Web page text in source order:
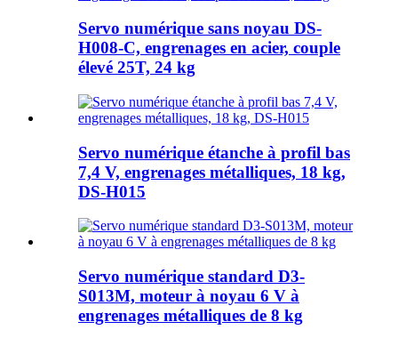
Servo numérique sans noyau DS-
H008-C, engrenages en acier, couple
élevé 25T, 24 kg
Servo numérique étanche à profil bas
7,4 V, engrenages métalliques, 18 kg,
DS-H015
Servo numérique standard D3-
S013M, moteur à noyau 6 V à
engrenages métalliques de 8 kg